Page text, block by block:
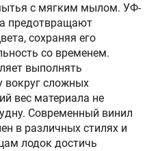
с мягким мылом. УФ-
предотвращают
сохраняя его
со временем.
выполнять
вокруг сложных
вес материала не
Современный винил
в различных стилях и
лодок достичь